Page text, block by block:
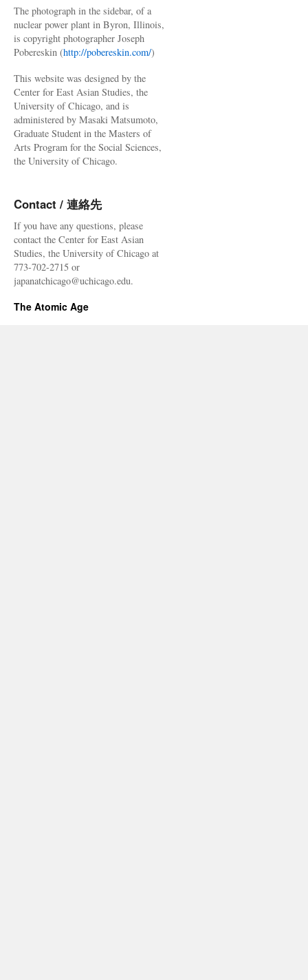
The photograph in the sidebar, of a
nuclear power plant in Byron, Illinois,
is copyright photographer Joseph
Pobereskin (http://pobereskin.com/)
This website was designed by the
Center for East Asian Studies, the
University of Chicago, and is
administered by Masaki Matsumoto,
Graduate Student in the Masters of
Arts Program for the Social Sciences,
the University of Chicago.
Contact / 連絡先
If you have any questions, please
contact the Center for East Asian
Studies, the University of Chicago at
773-702-2715 or
japanatchicago@uchicago.edu.
The Atomic Age